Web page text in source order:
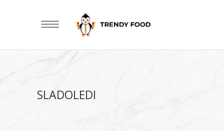
SLADOLEDI